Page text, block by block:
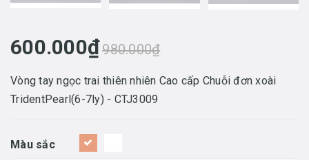
600.000₫980.000₫
Vòng tay ngọc trai thiên nhiên Cao cấp Chuỗi đơn xoài
TridentPearl(6-7ly) - CTJ3009
Màu sắc